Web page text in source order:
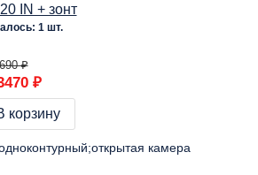
IN + зонт
1 шт.
₽
₽
корзину
открытая камера